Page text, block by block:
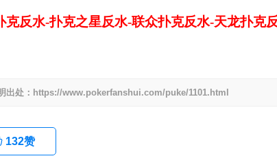
反水-扑克之星反水-联众扑克反水-天龙扑克
出处：https://www.pokerfanshui.com/puke/1101.html
132赞